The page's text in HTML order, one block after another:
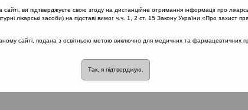
з позицій доказової
немає материалів
ви підтверджуєте свою згоду на дистанційне отримання інформації про
лікарські засоби) на підставі вимог ч.ч. 1, 2 ст. 15 Закону України «Про захист
сайті, подана з освітньою метою виключно для медичних та фармацевтичних
Так, я підтверджую.